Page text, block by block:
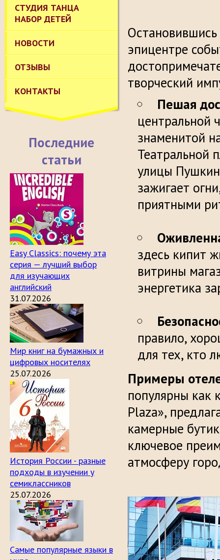
СТУДИЯ ТАНЦА
НАБОР ДЕТЕЙ
НОВОСТИ
ОТЗЫВЫ
КОНТАКТЫ
Последние
статьи
Easy Classics: почему эта
серия — лучший выбор
для изучающих
английский
31.07.2026
Мир книг на бумажных и
цифровых носителях
25.07.2026
История России - разные
подходы в изучении у
семиклассников
25.07.2026
Самые популярные языки в
Остановившись
эпицентре
творческий
Пешая
центральной
знаменитой
Театральной
улицы
зажигает
здесь кипит
витрины
энергетика
правило,
для тех, кто
Примеры
популярны как
Plaza»,
камерные
ключевое
атмосферу